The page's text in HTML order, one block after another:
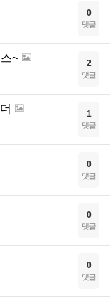
0
댓글
~ 2
댓글
1
댓글
0
댓글
0
댓글
0
댓글